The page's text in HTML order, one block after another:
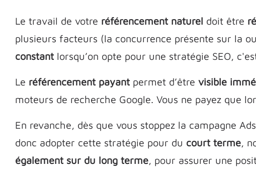
Le travail de votre référencement naturel doit être
plusieurs facteurs (la concurrence présente sur la
constant lorsqu’on opte pour une stratégie SEO,
Le référencement payant permet d’être visible
moteurs de recherche Google. Vous ne payez que
En revanche, dès que vous stoppez la campagne
donc adopter cette stratégie pour du court terme,
également sur du long terme, pour assurer une